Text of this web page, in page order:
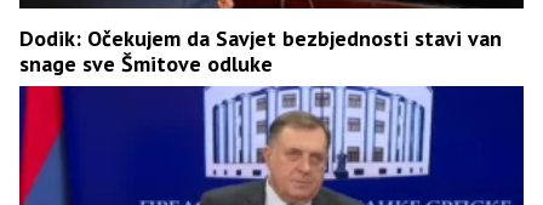
Dodik: Očekujem da Savjet bezbjednosti stavi van
snage sve Šmitove odluke